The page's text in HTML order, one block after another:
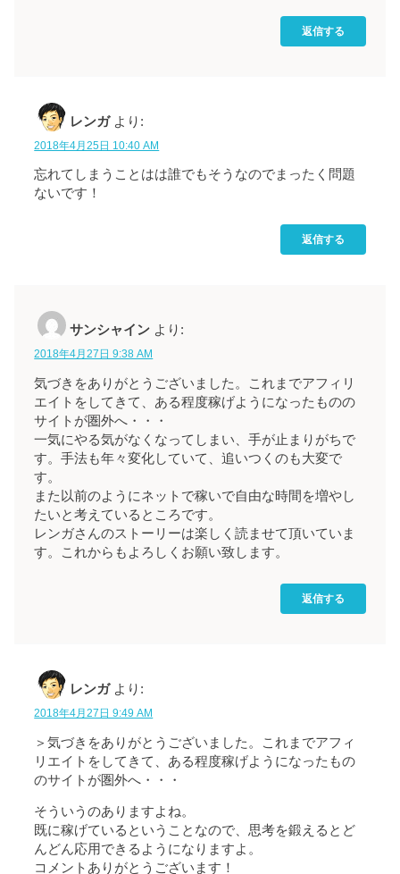
返信する
レンガ より:
2018年4月25日 10:40 AM
忘れてしまうことはは誰でもそうなのでまったく問題
ないです！
返信する
サンシャイン より:
2018年4月27日 9:38 AM
気づきをありがとうございました。これまでアフィリ
エイトをしてきて、ある程度稼げようになったものの
サイトが圏外へ・・・
一気にやる気がなくなってしまい、手が止まりがちで
す。手法も年々変化していて、追いつくのも大変で
す。
また以前のようにネットで稼いで自由な時間を増やし
たいと考えているところです。
レンガさんのストーリーは楽しく読ませて頂いていま
す。これからもよろしくお願い致します。
返信する
レンガ より:
2018年4月27日 9:49 AM
＞気づきをありがとうございました。これまでアフィ
リエイトをしてきて、ある程度稼げようになったもの
のサイトが圏外へ・・・
そういうのありますよね。
既に稼げているということなので、思考を鍛えるとど
んどん応用できるようになりますよ。
コメントありがとうございます！